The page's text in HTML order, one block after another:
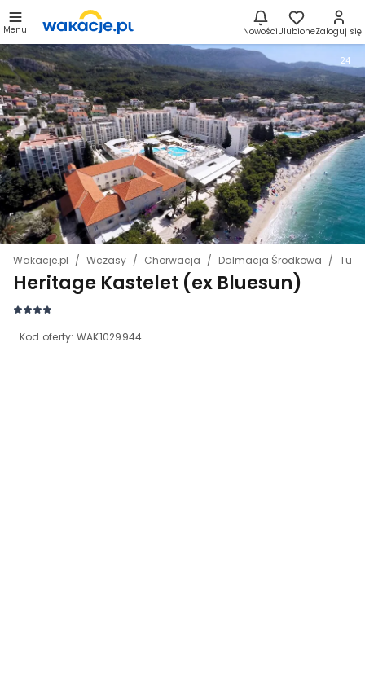
Menu NowościUlubioneZaloguj się
Wakacje.pl Wczasy Chorwacja Dalmacja Środkowa
Heritage Kastelet (ex Bluesun)
Kod oferty: WAK1029944
24